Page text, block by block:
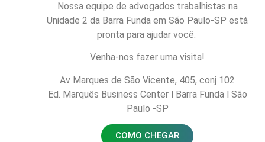
Nossa equipe de advogados trabalhistas na
Unidade 2 da Barra Funda em São Paulo-SP está
pronta para ajudar você.
Venha-nos fazer uma visita!
Av Marques de São Vicente, 405, conj 102
Ed. Marquês Business Center l Barra Funda l São
Paulo -SP
COMO CHEGAR